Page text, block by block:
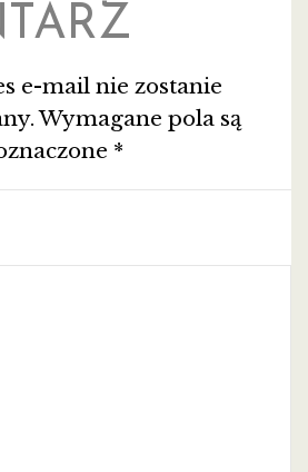
e-mail nie zostanie
Wymagane pola są
*